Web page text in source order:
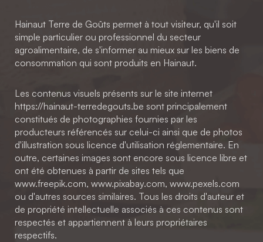
Hainaut Terre de Goûts permet à tout visiteur, qu'il soit
simple particulier ou professionnel du secteur
agroalimentaire, de s'informer au mieux sur les biens de
consommation qui sont produits en Hainaut.
Les contenus visuels présents sur le site internet
https://hainaut-terredegouts.be sont principalement
constitués de photographies fournies par les
producteurs référencés sur celui-ci ainsi que de photos
d'illustration sous licence d'utilisation réglementaire. En
outre, certaines images sont encore sous licence libre et
ont été obtenues à partir de sites tels que
www.freepik.com, www.pixabay.com, www.pexels.com
ou d'autres sources similaires. Tous les droits d'auteur et
de propriété intellectuelle associés à ces contenus sont
respectés et appartiennent à leurs propriétaires
respectifs.